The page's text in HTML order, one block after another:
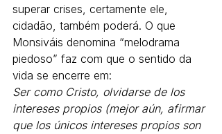
superar crises, certamente ele,
cidadão, também poderá. O que
Monsiváis denomina “melodrama
piedoso” faz com que o sentido da
vida se encerre em:
Ser como Cristo, olvidarse de los
intereses propios (mejor aún, afirmar
que los únicos intereses propios son